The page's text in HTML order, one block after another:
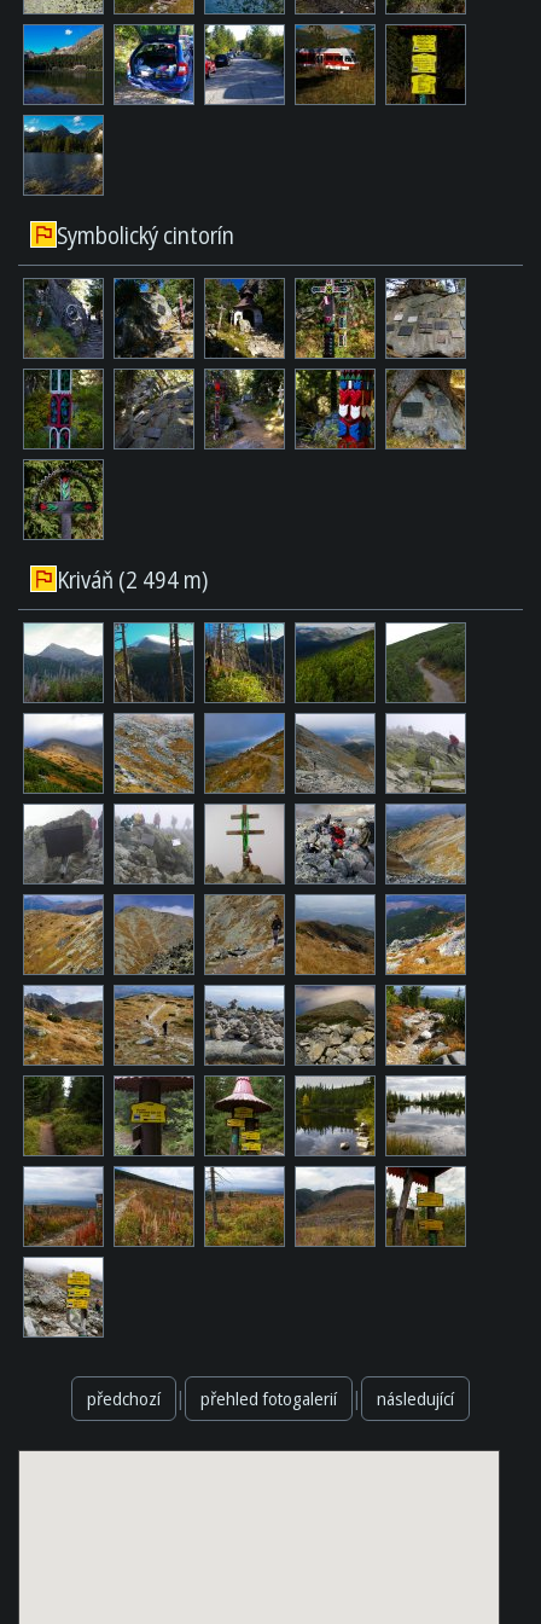
Symbolický cintorín
Kriváň (2 494 m)
předchozí | přehled fotogalerií | následující